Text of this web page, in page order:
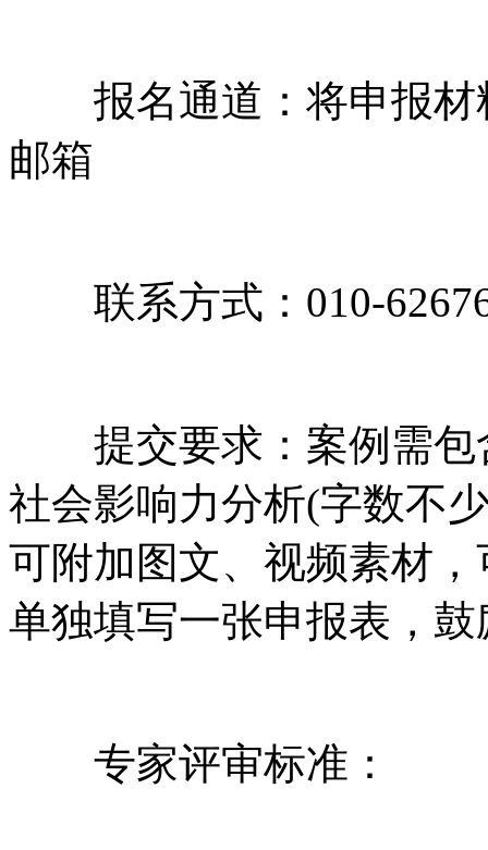
报名通道：将申报材料
邮箱
联系方式：010-
提交要求：案例需包
社会影响力分析(字数不
可附加图文、视频素材
单独填写一张申报表，
专家评审标准：